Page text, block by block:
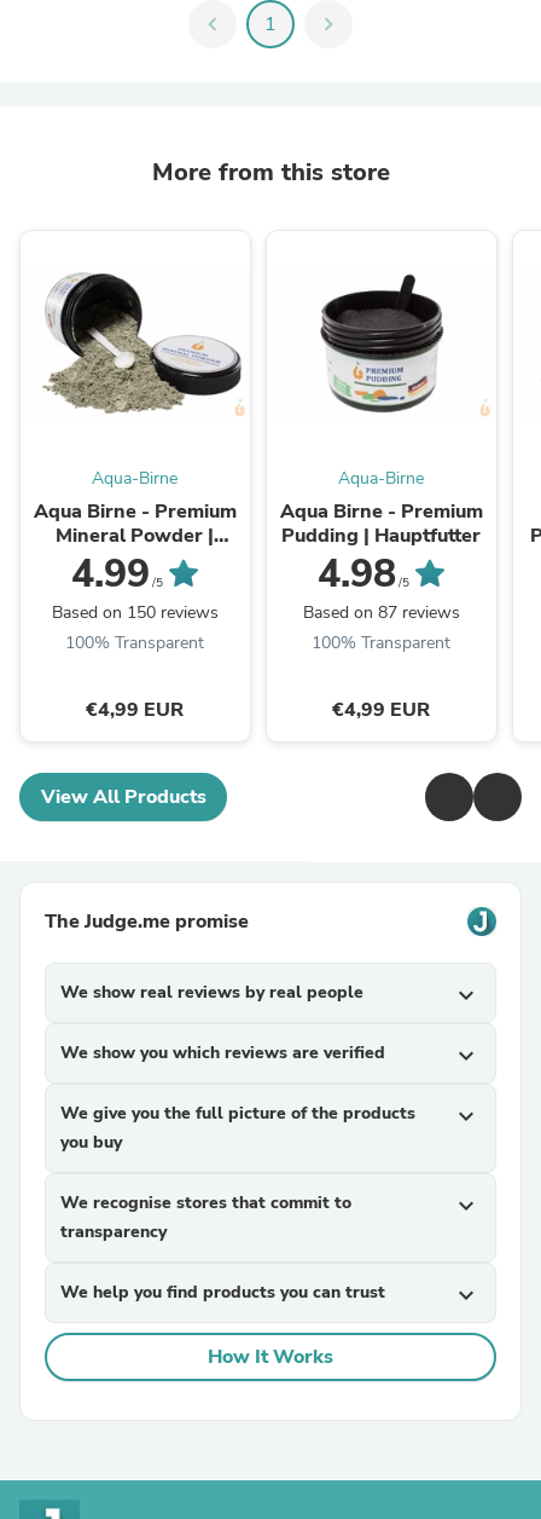
chevron_left 1 chevron_right
More from this store
Aqua-Birne
Aqua Birne - Premium
Mineral Powder |
Natürlicher
Wasseraufbereiter +
Mineralien
4.99 /5
Based on 150 reviews
100% Transparent
€4,99 EUR
Aqua-Birne
Aqua Birne - Premium
Pudding | Hauptfutter
4.98/5
Based on 87 reviews
100% Transparent
€4,99 EUR
View All Products
The Judge.me promise
We show real reviews by real people expand_more
We show you which reviews are verified expand_more
We give you the full picture of the products
you buy
expand_more
We recognise stores that commit to
transparency
expand_more
We help you find products you can trust expand_more
How It Works